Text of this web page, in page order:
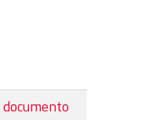
documento